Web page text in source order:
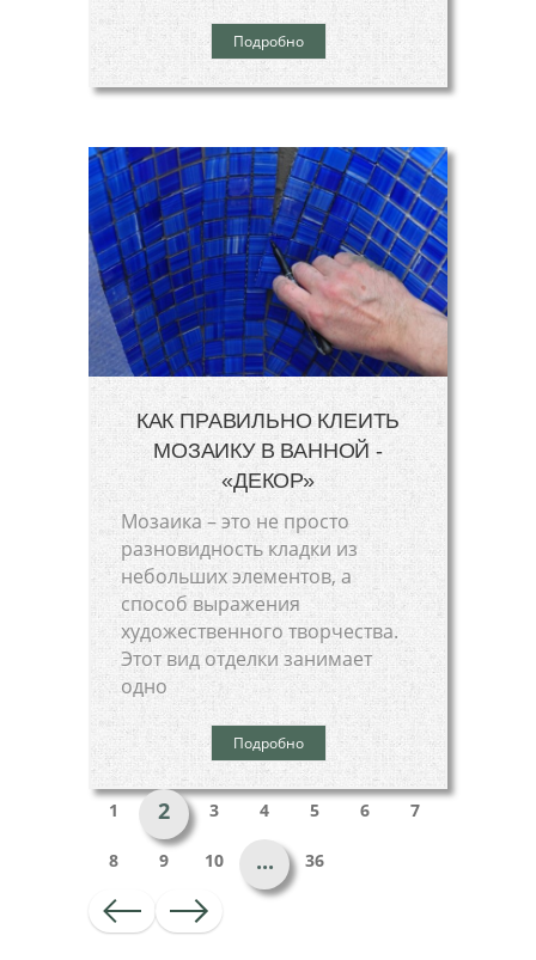
Подробно
КАК ПРАВИЛЬНО КЛЕИТЬ
МОЗАИКУ В ВАННОЙ -
«ДЕКОР»
Мозаика – это не просто
разновидность кладки из
небольших элементов, а
способ выражения
художественного творчества.
Этот вид отделки занимает
одно
Подробно
1 2 3 4 5 6 7
8 9 10 ... 36